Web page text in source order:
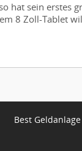
hat sein erstes
8 Zoll-Tablet
Best Geldanlage